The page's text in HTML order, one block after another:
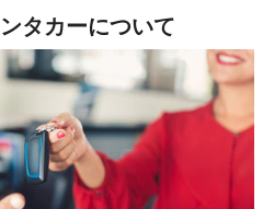
はこちら
タカーを探す
タカーについて